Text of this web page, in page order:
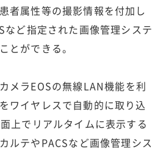
者属性等の撮影情報を付加し
など指定された画像管理システ
とができる。
メラEOSの無線LAN機能を利
ワイヤレスで自動的に取り込
上でリアルタイムに表示する
ルテやPACSなど画像管理シス